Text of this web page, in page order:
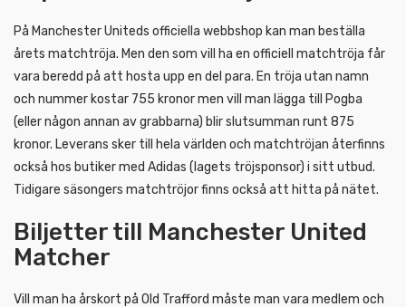
På Manchester Uniteds officiella webbshop kan man beställa
årets matchtröja. Men den som vill ha en officiell matchtröja får
vara beredd på att hosta upp en del para. En tröja utan namn
och nummer kostar 755 kronor men vill man lägga till Pogba
(eller någon annan av grabbarna) blir slutsumman runt 875
kronor. Leverans sker till hela världen och matchtröjan återfinns
också hos butiker med Adidas (lagets tröjsponsor) i sitt utbud.
Tidigare säsongers matchtröjor finns också att hitta på nätet.
Biljetter till Manchester United
Matcher
Vill man ha årskort på Old Trafford måste man vara medlem och